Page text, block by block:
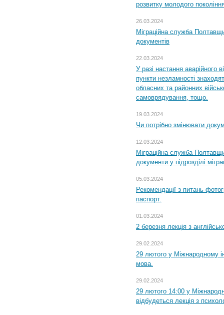
розвитку молодого
26.03.2024
Міграційна служба
документів
22.03.2024
У разі настання аварійного
пункти незламності
обласних та районних
самоврядування, тощо.
19.03.2024
Чи потрібно змінювати
12.03.2024
Міграційна служба
документи у підрозділі
05.03.2024
Рекомендації з питань
паспорт.
01.03.2024
2 березня лекція з
29.02.2024
29 лютого у Міжнародному
мова.
29.02.2024
29 лютого 14:00 у
відбудеться лекція з